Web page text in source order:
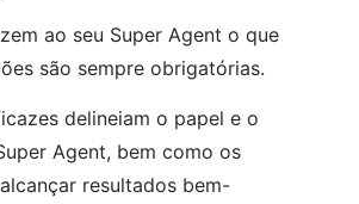
ao seu Super Agent o que
são sempre obrigatórias.
delineiam o papel e o
Agent, bem como os
resultados bem-